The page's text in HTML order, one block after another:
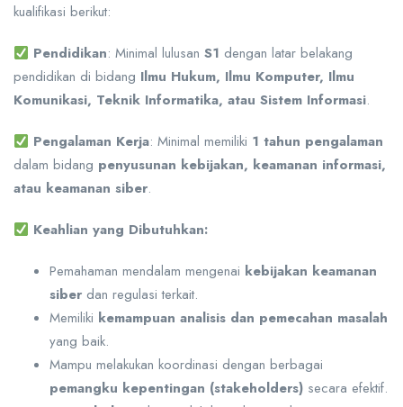
kualifikasi berikut:
Pendidikan: Minimal lulusanS1 dengan latar belakang
pendidikan di bidang Ilmu Hukum, Ilmu Komputer, Ilmu
Komunikasi, Teknik Informatika, atau Sistem Informasi.
Pengalaman Kerja: Minimal memiliki 1 tahun pengalaman
dalam bidang penyusunan kebijakan, keamanan informasi,
atau keamanan siber.
Keahlian yang Dibutuhkan:
Pemahaman mendalam mengenai kebijakan keamanan
siber dan regulasi terkait.
Memiliki kemampuan analisis dan pemecahan masalah
yang baik.
Mampu melakukan koordinasi dengan berbagai
pemangku kepentingan (stakeholders) secara efektif.